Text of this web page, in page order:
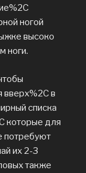
ногой
высоко
ноги.
в
списка
которые для
потребуют
их 2-3
также